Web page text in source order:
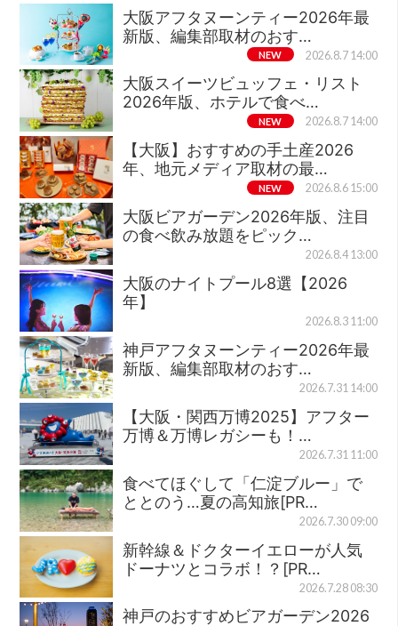
大阪アフタヌーンティー2026年最
新版、編集部取材のおす…
NEW 2026.8.7 14:00
大阪スイーツビュッフェ・リスト
2026年版、ホテルで食べ…
NEW 2026.8.7 14:00
【大阪】おすすめの手土産2026
年、地元メディア取材の最…
NEW 2026.8.6 15:00
大阪ビアガーデン2026年版、注目
の食べ飲み放題をピック…
2026.8.4 13:00
大阪のナイトプール8選【2026
年】
2026.8.3 11:00
神戸アフタヌーンティー2026年最
新版、編集部取材のおす…
2026.7.31 14:00
【大阪・関西万博2025】アフター
万博＆万博レガシーも！…
2026.7.31 11:00
食べてほぐして「仁淀ブルー」で
ととのう…夏の高知旅[PR…
2026.7.30 09:00
新幹線＆ドクターイエローが人気
ドーナツとコラボ！？[PR…
2026.7.28 08:30
神戸のおすすめビアガーデン2026